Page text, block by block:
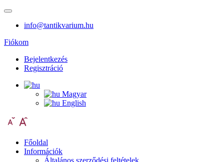
info@tantikvarium.hu
Fiókom
Bejelentkezés
Regisztráció
Magyar
English
Főoldal
Információk
Általános szerződési feltételek